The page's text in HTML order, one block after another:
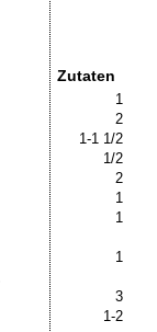
Zutaten
1
2
1-1 1/2
1/2
2
1
1
1
3
1-2